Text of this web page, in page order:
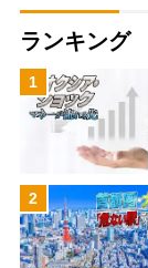
ランキング
1
2